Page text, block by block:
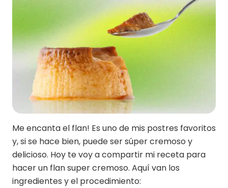
Me encanta el flan! Es uno de mis postres favoritos
y, si se hace bien, puede ser súper cremoso y
delicioso. Hoy te voy a compartir mi receta para
hacer un flan super cremoso. Aquí van los
ingredientes y el procedimiento: